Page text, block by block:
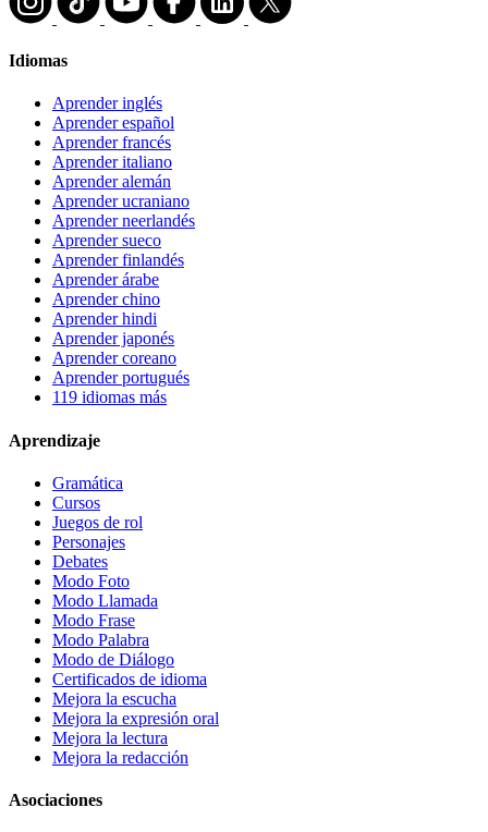
Idiomas
Aprender inglés
Aprender español
Aprender francés
Aprender italiano
Aprender alemán
Aprender ucraniano
Aprender neerlandés
Aprender sueco
Aprender finlandés
Aprender árabe
Aprender chino
Aprender hindi
Aprender japonés
Aprender coreano
Aprender portugués
119 idiomas más
Aprendizaje
Gramática
Cursos
Juegos de rol
Personajes
Debates
Modo Foto
Modo Llamada
Modo Frase
Modo Palabra
Modo de Diálogo
Certificados de idioma
Mejora la escucha
Mejora la expresión oral
Mejora la lectura
Mejora la redacción
Asociaciones